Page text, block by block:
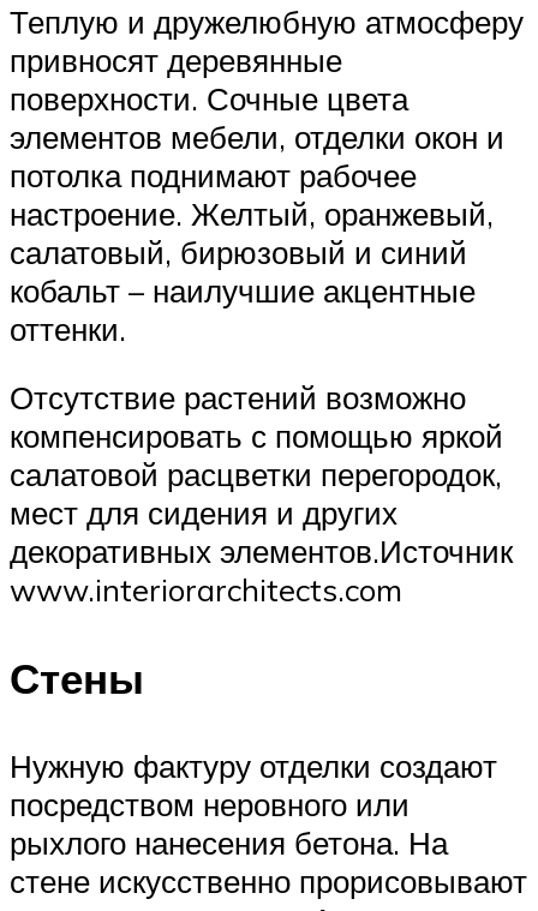
Теплую и дружелюбную атмосферу
привносят деревянные
поверхности. Сочные цвета
элементов мебели, отделки окон и
потолка поднимают рабочее
настроение. Желтый, оранжевый,
салатовый, бирюзовый и синий
кобальт – наилучшие акцентные
оттенки.
Отсутствие растений возможно
компенсировать с помощью яркой
салатовой расцветки перегородок,
мест для сидения и других
декоративных элементов.Источник
www.interiorarchitects.com
Стены
Нужную фактуру отделки создают
посредством неровного или
рыхлого нанесения бетона. На
стене искусственно прорисовывают